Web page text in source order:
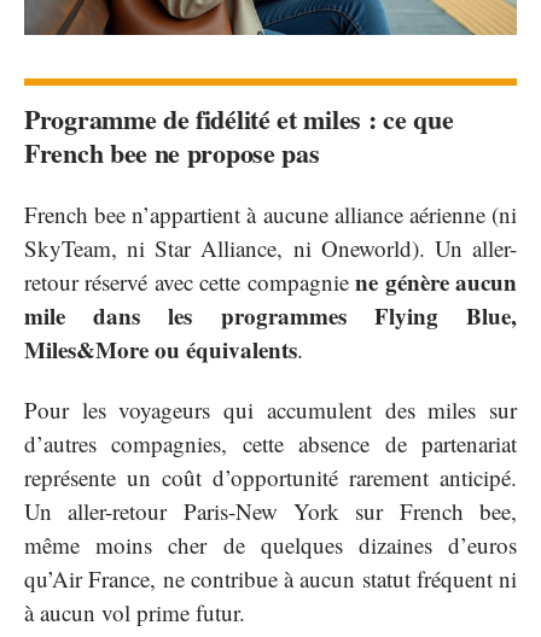
Programme de fidélité et miles : ce que
French bee ne propose pas
French bee n’appartient à aucune alliance aérienne (ni
SkyTeam, ni Star Alliance, ni Oneworld). Un aller-
retour réservé avec cette compagniene génère aucun
mile dans les programmes Flying Blue,
Miles&More ou équivalents.
Pour les voyageurs qui accumulent des miles sur
d’autres compagnies, cette absence de partenariat
représente un coût d’opportunité rarement anticipé.
Un aller-retour Paris-New York sur French bee,
même moins cher de quelques dizaines d’euros
qu’Air France, ne contribue à aucun statut fréquent ni
à aucun vol prime futur.